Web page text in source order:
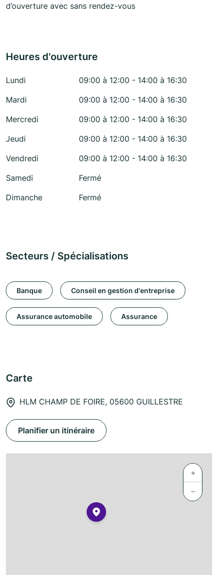
d’ouverture avec sans rendez-vous
Heures d'ouverture
Lundi
09:00 à 12:00 - 14:00 à 16:30
Mardi
09:00 à 12:00 - 14:00 à 16:30
Mercredi
09:00 à 12:00 - 14:00 à 16:30
Jeudi
09:00 à 12:00 - 14:00 à 16:30
Vendredi
09:00 à 12:00 - 14:00 à 16:30
Samedi
Fermé
Dimanche
Fermé
Secteurs / Spécialisations
Banque Conseil en gestion d'entreprise
Assurance automobile Assurance
Carte
HLM CHAMP DE FOIRE, 05600 GUILLESTRE
Planifier un itinéraire
+
−